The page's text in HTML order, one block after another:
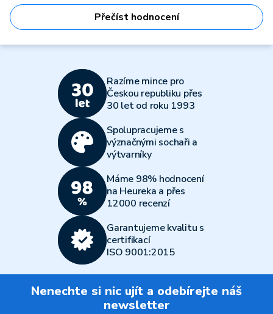
Přečíst hodnocení
Razíme mince pro
Českou republiku přes
30 let od roku 1993
Spolupracujeme s
význačnými sochaři a
výtvarníky
Máme 98% hodnocení
na Heureka a přes
12000 recenzí
Garantujeme kvalitu s
certifikací
ISO 9001:2015
Nenechte si nic ujít a odebírejte náš
newsletter